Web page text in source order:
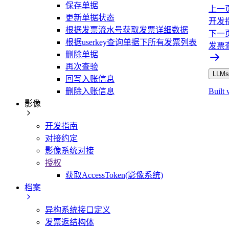
保存单据
更新单据状态
根据发票流水号获取发票详细数据
根据userkey查询单据下所有发票列表
删除单据
再次查验
回写入账信息
删除入账信息
影像
开发指南
对接约定
影像系统对接
授权
获取AccessToken(影像系统)
档案
异构系统接口定义
发票返结构体
上一
开发
下一
发票
Built